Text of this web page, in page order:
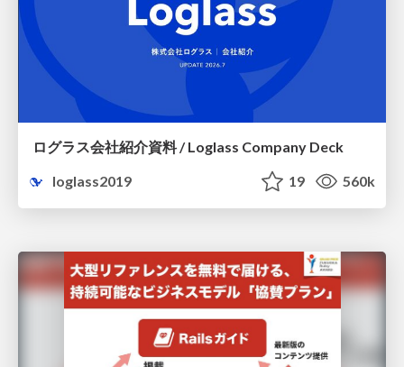
ログラス会社紹介資料 / Loglass Company Deck
loglass2019
19 560k